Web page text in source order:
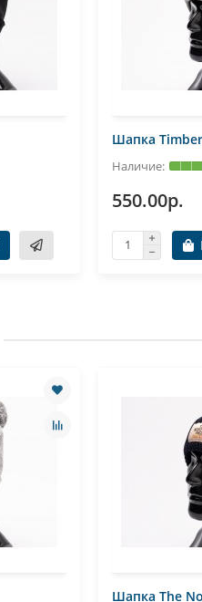
Шапка
550.00р.
Шапка The